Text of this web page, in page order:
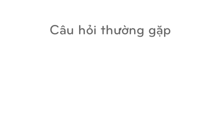
Câu hỏi thường gặp